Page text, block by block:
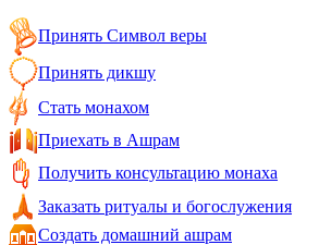
Принять Символ веры
Принять дикшу
Стать монахом
Приехать в Ашрам
Получить консультацию монаха
Заказать ритуалы и богослужения
Создать домашний ашрам